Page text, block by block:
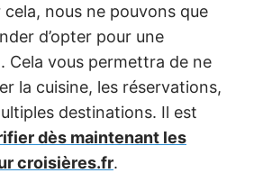
cela, nous ne pouvons que
d’opter pour une
Cela vous permettra de ne
la cuisine, les réservations,
destinations. Il est
dès maintenant les
croisières.fr.